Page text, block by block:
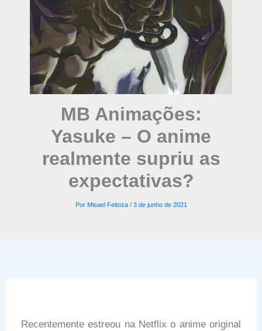
MB Animações:
Yasuke – O anime
realmente supriu as
expectativas?
Por Misael Feitoza / 3 de junho de 2021
Recentemente estreou na Netflix o anime original